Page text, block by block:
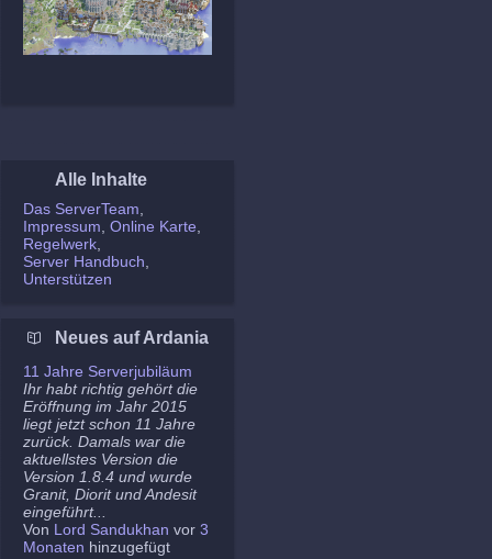
Alle Inhalte
Das ServerTeam
Impressum Online Karte
Regelwerk
Server Handbuch
Unterstützen
Neues auf Ardania
11 Jahre Serverjubiläum
Ihr habt richtig gehört die
Eröffnung im Jahr 2015
liegt jetzt schon 11 Jahre
zurück. Damals war die
aktuellstes Version die
Version 1.8.4 und wurde
Granit, Diorit und Andesit
eingeführt...
Von Lord Sandukhan vor 3
Monaten hinzugefügt